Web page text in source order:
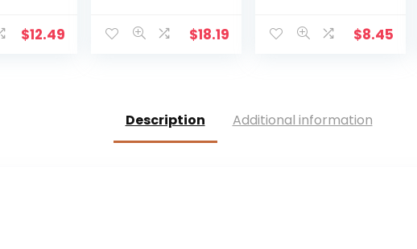
met
$12.49
Figuur Hars Kerst
d Ornament
Way
$18.19
Desktop
$8.45
Description Additional information